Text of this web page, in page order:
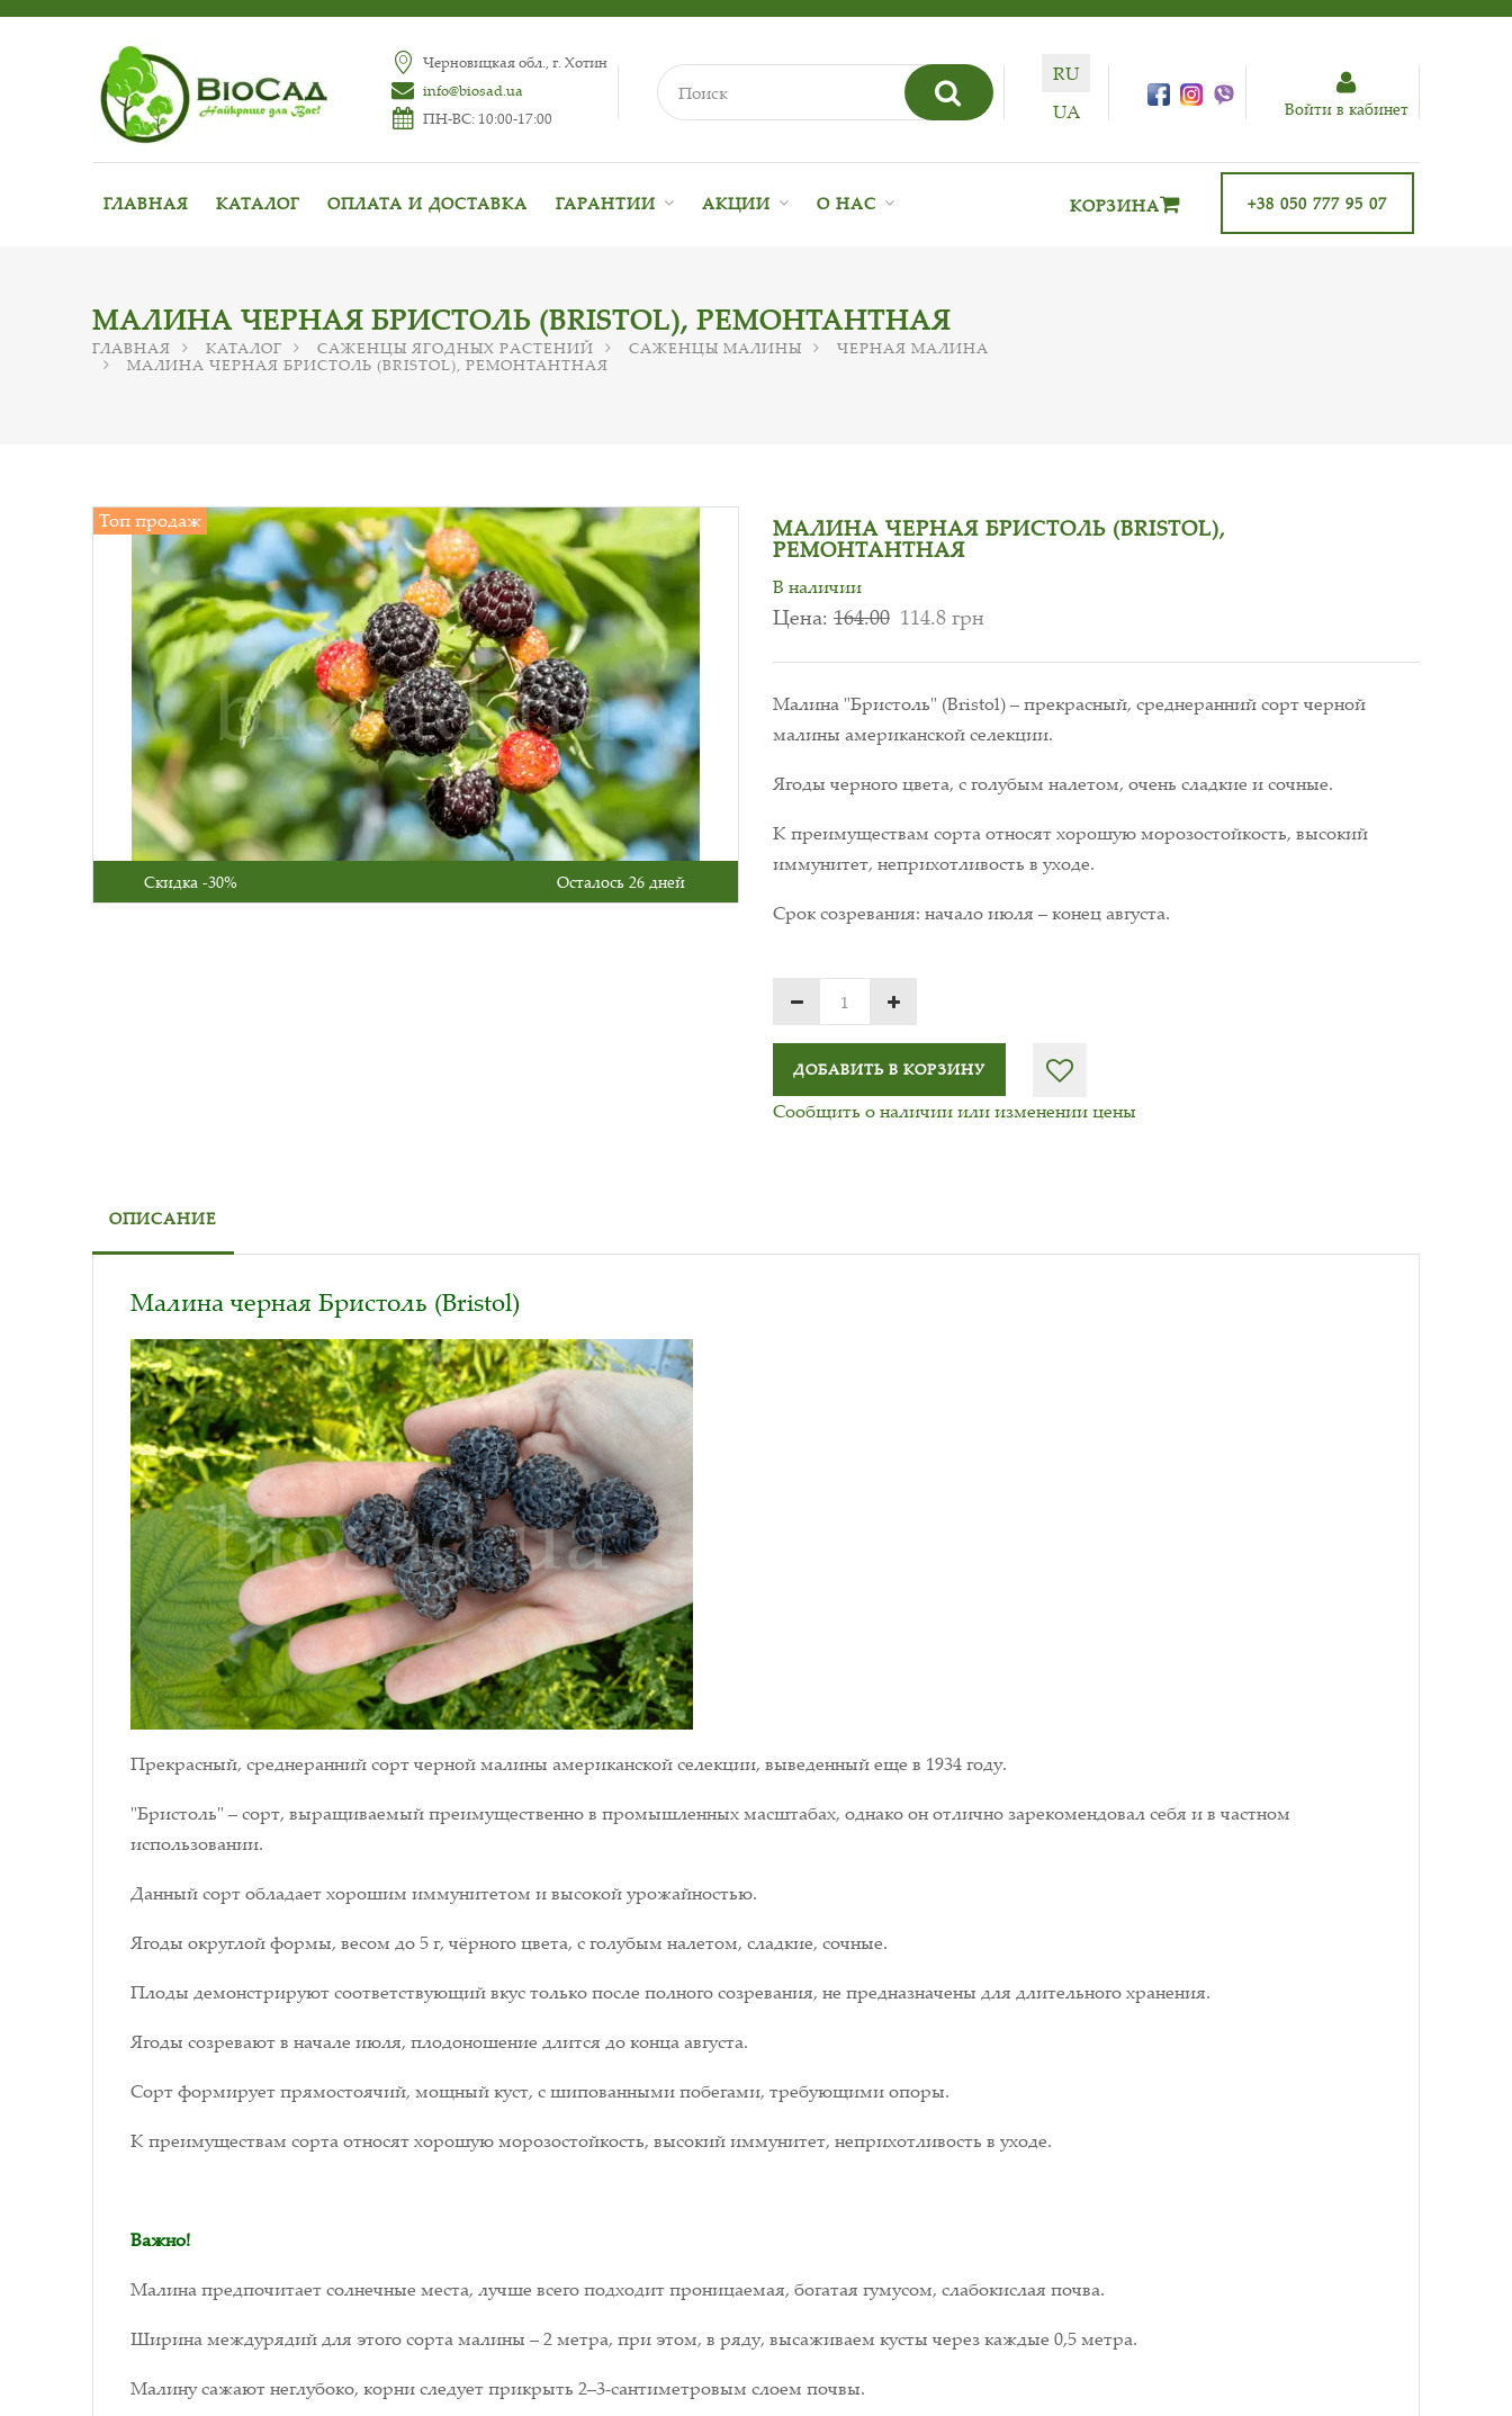
Черновицкая обл., г. Хотин
info@biosad.ua
ПН-ВС: 10:00-17:00
RU
UA
Войти в кабинет
ГЛАВНАЯ КАТАЛОГ ОПЛАТА И ДОСТАВКА ГАРАНТИИ АКЦИИ О НАС +38 050 777 95 07
КОРЗИНА
МАЛИНА ЧЕРНАЯ БРИСТОЛЬ (BRISTOL), РЕМОНТАНТНАЯ
ГЛАВНАЯ КАТАЛОГ САЖЕНЦЫ ЯГОДНЫХ РАСТЕНИЙ САЖЕНЦЫ МАЛИНЫ
ЧЕРНАЯ МАЛИНА
МАЛИНА ЧЕРНАЯ БРИСТОЛЬ (BRISTOL), РЕМОНТАНТНАЯ
Топ продаж
Скидка -30% Осталось 26 дней
МАЛИНА ЧЕРНАЯ БРИСТОЛЬ (BRISTOL),
РЕМОНТАНТНАЯ
В наличии
Цена: 164.00 114.8 грн
Малина "Бристоль" (Bristol) – прекрасный, среднеранний сорт черной
малины американской селекции.
Ягоды черного цвета, с голубым налетом, очень сладкие и сочные.
К преимуществам сорта относят хорошую морозостойкость, высокий
иммунитет, неприхотливость в уходе.
Срок созревания: начало июля – конец августа.
ДОБАВИТЬ В КОРЗИНУ
Сообщить о наличии или изменении цены
ОПИСАНИЕ
Малина черная Бристоль (Bristol)
Прекрасный, среднеранний сорт черной малины американской селекции, выведенный еще в 1934 году.
"Бристоль" – сорт, выращиваемый преимущественно в промышленных масштабах, однако он отлично зарекомендовал себя и в частном
использовании.
Данный сорт обладает хорошим иммунитетом и высокой урожайностью.
Ягоды округлой формы, весом до 5 г, чёрного цвета, с голубым налетом, сладкие, сочные.
Плоды демонстрируют соответствующий вкус только после полного созревания, не предназначены для длительного хранения.
Ягоды созревают в начале июля, плодоношение длится до конца августа.
Сорт формирует прямостоячий, мощный куст, с шипованными побегами, требующими опоры.
К преимуществам сорта относят хорошую морозостойкость, высокий иммунитет, неприхотливость в уходе.
Важно!
Малина предпочитает солнечные места, лучше всего подходит проницаемая, богатая гумусом, слабокислая почва.
Ширина междурядий для этого сорта малины – 2 метра, при этом, в ряду, высаживаем кусты через каждые 0,5 метра.
Малину сажают неглубоко, корни следует прикрыть 2–3-сантиметровым слоем почвы.